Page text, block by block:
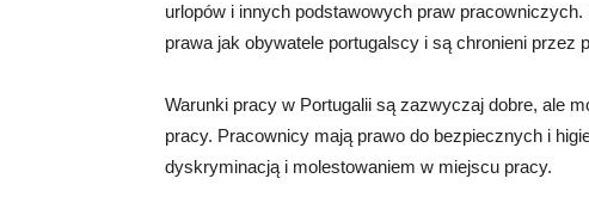
urlopów i innych podstawowych praw
prawa jak obywatele portugalscy i są chronieni przez
Warunki pracy w Portugalii są zazwyczaj dobre, ale
pracy. Pracownicy mają prawo do bezpiecznych i
dyskryminacją i molestowaniem w miejscu pracy.